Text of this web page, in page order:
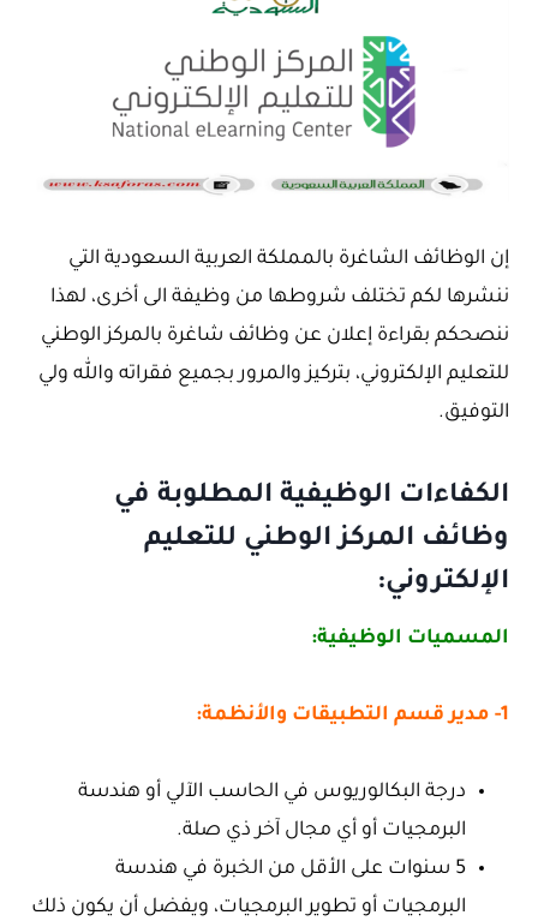
إن الوظائف الشاغرة بالمملكة العربية السعودية التي
ننشرها لكم تختلف شروطها من وظيفة الى أخرى، لهذا
ننصحكم بقراءة إعلان عن وظائف شاغرة بالمركز الوطني
للتعليم الإلكتروني، بتركيز والمرور بجميع فقراته والله ولي
التوفيق.
الكفاءات الوظيفية المطلوبة في
وظائف المركز الوطني للتعليم
الإلكتروني:
المسميات الوظيفية:
1- مدير قسم التطبيقات والأنظمة:
درجة البكالوريوس في الحاسب الآلي أو هندسة
البرمجيات أو أي مجال آخر ذي صلة.
5 سنوات على الأقل من الخبرة في هندسة
البرمجيات أو تطوير البرمجيات، ويفضل أن يكون ذلك